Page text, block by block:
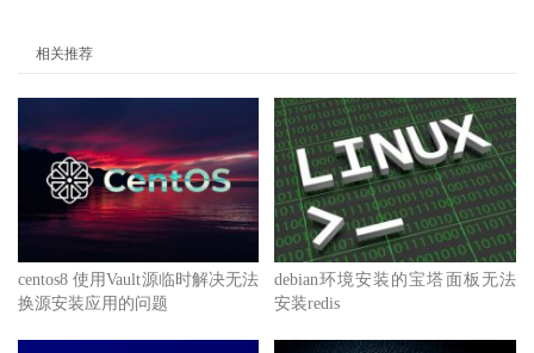
相关推荐
centos8 使用Vault源临时解决无法
换源安装应用的问题
debian环境安装的宝塔面板无法
安装redis